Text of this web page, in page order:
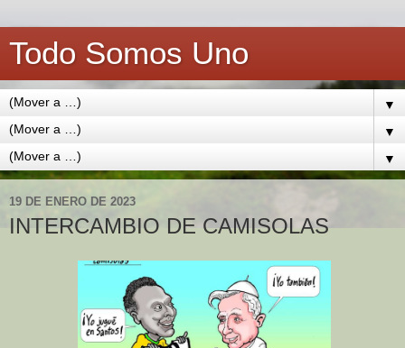
Todo Somos Uno
▼
▼
▼
19 DE ENERO DE 2023
INTERCAMBIO DE CAMISOLAS